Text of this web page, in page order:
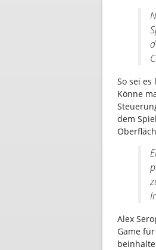
So sei
Könne
dem
Alex
Game